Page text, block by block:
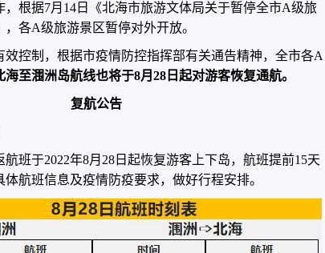
，根据7月14日《北海市旅游文体局关于暂停全市A级旅
各A级旅游景区暂停对外开放。
效控制，根据市疫情防控指挥部有关通告精神，全市各A
海至涠洲岛航线也将于8月28日起对游客恢复通航。
复航公告
班于2022年8月28日起恢复游客上下岛，航班提前15天
航班信息及疫情防疫要求，做好行程安排。